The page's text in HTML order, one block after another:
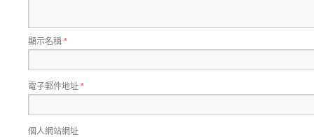
顯示名稱*
電子郵件地址*
個人網站網址